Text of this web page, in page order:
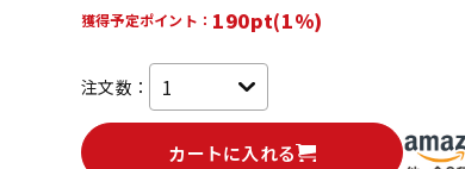
獲得予定ポイント： 190pt(1%)
注文数：
カートに入れる